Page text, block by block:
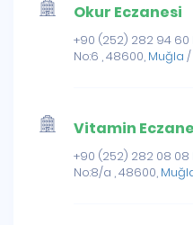
Okur Eczanesi
+90 (252) 282 94 60
No:6 , 48600, Muğla /
Vitamin
+90 (252) 282 08 08
No:8/a , 48600,